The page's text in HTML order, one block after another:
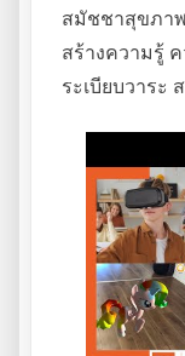
สมัชชาสุขภา
สร้างความรู้
ระเบียบวาระ